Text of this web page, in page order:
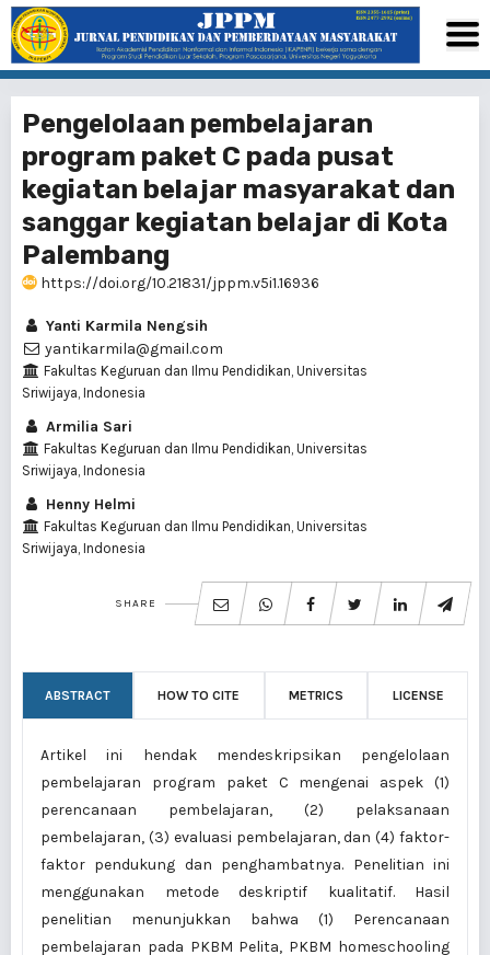
Pengelolaan pembelajaran
program paket C pada pusat
kegiatan belajar masyarakat dan
sanggar kegiatan belajar di Kota
Palembang
https://doi.org/10.21831/jppm.v5i1.16936
Yanti Karmila Nengsih
yantikarmila@gmail.com
Fakultas Keguruan dan Ilmu Pendidikan, Universitas
Sriwijaya, Indonesia
Armilia Sari
Fakultas Keguruan dan Ilmu Pendidikan, Universitas
Sriwijaya, Indonesia
Henny Helmi
Fakultas Keguruan dan Ilmu Pendidikan, Universitas
Sriwijaya, Indonesia
SHARE
ABSTRACT HOW TO CITE METRICS LICENSE
Artikel ini hendak mendeskripsikan pengelolaan
pembelajaran program paket C mengenai aspek (1)
perencanaan pembelajaran, (2) pelaksanaan
pembelajaran, (3) evaluasi pembelajaran, dan (4) faktor-
faktor pendukung dan penghambatnya. Penelitian ini
menggunakan metode deskriptif kualitatif. Hasil
penelitian menunjukkan bahwa (1) Perencanaan
pembelajaran pada PKBM Pelita, PKBM homeschooling